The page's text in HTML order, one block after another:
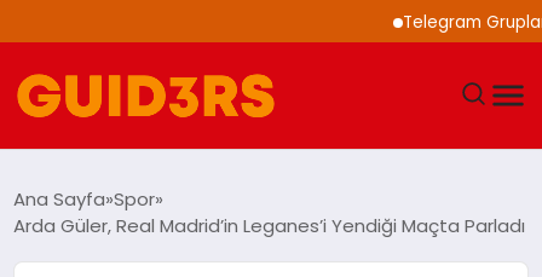
Telegram Grupları
Ana Sayfa Spor
Arda Güler, Real Madrid’in Leganes’i Yendiği Maçta Parladı